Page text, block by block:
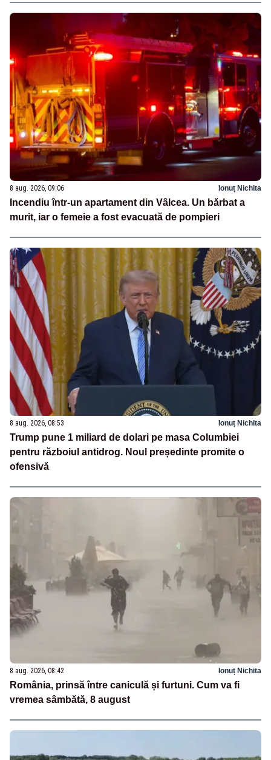
8 aug. 2026, 09:06 Ionuț Nichita
Incendiu într-un apartament din Vâlcea. Un bărbat a
murit, iar o femeie a fost evacuată de pompieri
8 aug. 2026, 08:53 Ionuț Nichita
Trump pune 1 miliard de dolari pe masa Columbiei
pentru războiul antidrog. Noul președinte promite o
ofensivă
8 aug. 2026, 08:42 Ionuț Nichita
România, prinsă între caniculă și furtuni. Cum va fi
vremea sâmbătă, 8 august